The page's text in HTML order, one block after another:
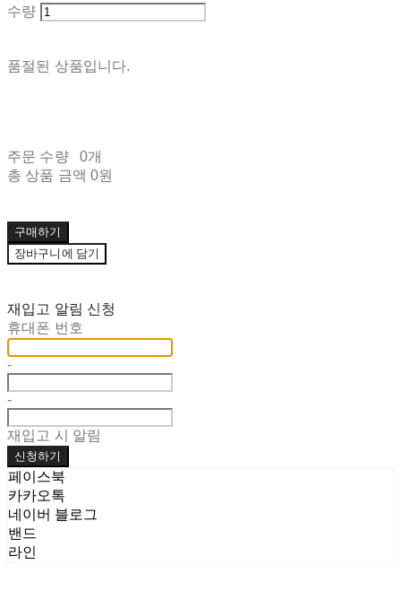
수량
품절된 상품입니다.
주문 수량
0개
총 상품 금액 0원
구매하기
장바구니에 담기
재입고 알림 신청
휴대폰 번호
-
-
재입고 시 알림
신청하기
페이스북
카카오톡
네이버 블로그
밴드
라인